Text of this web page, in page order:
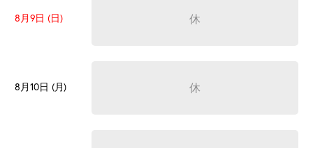
8月9日 (日) 休
8月10日 (月) 休